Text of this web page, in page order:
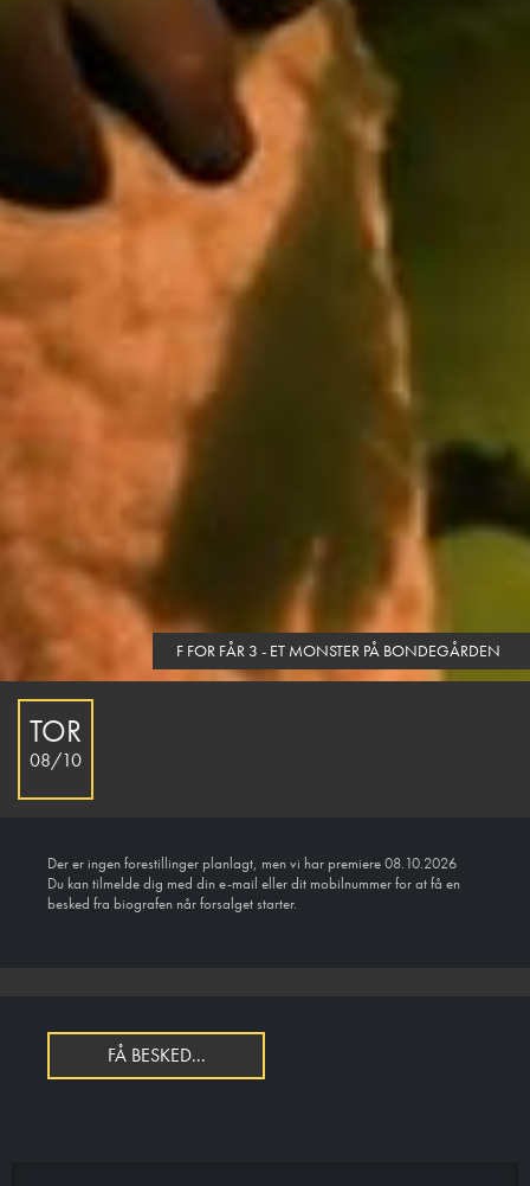
F FOR FÅR 3 - ET MONSTER PÅ BONDEGÅRDEN
TOR
08/10
Der er ingen forestillinger planlagt, men vi har premiere 08.10.2026
Du kan tilmelde dig med din e-mail eller dit mobilnummer for at få en
besked fra biografen når forsalget starter.
FÅ BESKED...